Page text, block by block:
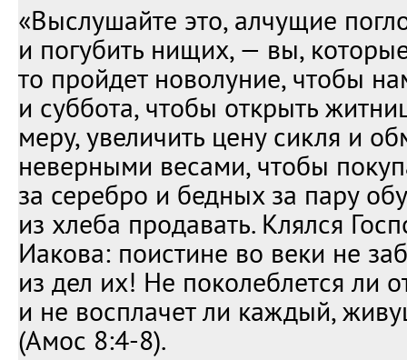
«Выслушайте это, алчущие
и погубить нищих, — вы,
то пройдет новолуние, чтобы
и суббота, чтобы открыть
меру, увеличить цену сикля и
неверными весами, чтобы
за серебро и бедных за пару
из хлеба продавать. Клялся
Иакова: поистине во веки не
из дел их! Не поколеблется ли
и не восплачет ли каждый,
(Амос 8:4-8).